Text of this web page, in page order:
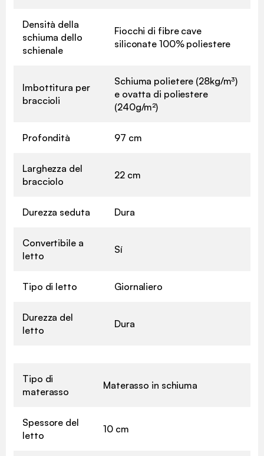
Densità della
schiuma dello
schienale
Fiocchi di fibre cave
siliconate 100% poliestere
Imbottitura per
braccioli
Schiuma polietere (28kg/m³)
e ovatta di poliestere
(240g/m²)
Profondità 97 cm
Larghezza del
bracciolo
22 cm
Durezza seduta Dura
Convertibile a
letto
Sí
Tipo di letto Giornaliero
Durezza del
letto
Dura
Tipo di
materasso
Materasso in schiuma
Spessore del
letto
10 cm